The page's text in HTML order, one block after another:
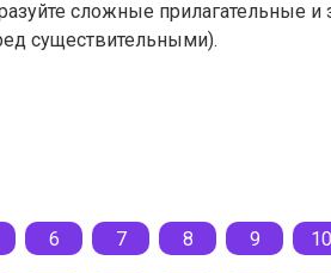
сложные прилагательные
существительными).
6
7 8 9 10